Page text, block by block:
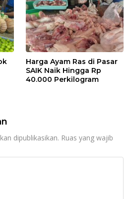
Harga Ayam Ras di Pasar
SAIK Naik Hingga Rp
40.000 Perkilogram
dipublikasikan. Ruas yang wajib